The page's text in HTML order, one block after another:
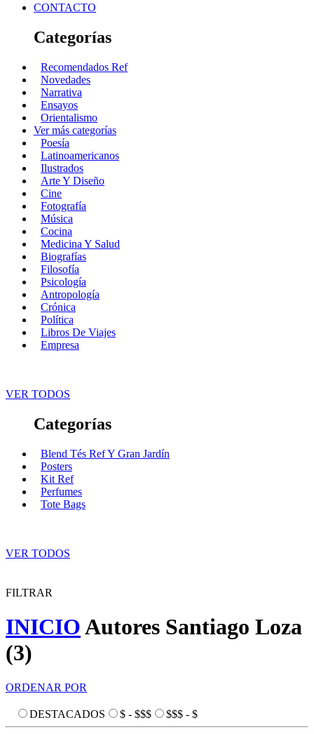
CONTACTO
Categorías
Recomendados Ref
Novedades
Narrativa
Ensayos
Orientalismo
Ver más categorías
Poesía
Latinoamericanos
Ilustrados
Arte Y Diseño
Cine
Fotografía
Música
Cocina
Medicina Y Salud
Biografías
Filosofía
Psicología
Antropología
Crónica
Política
Libros De Viajes
Empresa
VER TODOS
Categorías
Blend Tés Ref Y Gran Jardín
Posters
Kit Ref
Perfumes
Tote Bags
VER TODOS
FILTRAR
INICIOAutores Santiago Loza
(3)
ORDENAR POR
DESTACADOS $ - $$$ $$$ - $